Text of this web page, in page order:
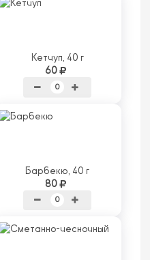
Кетчуп, 40 г
60
Барбекю, 40 г
80